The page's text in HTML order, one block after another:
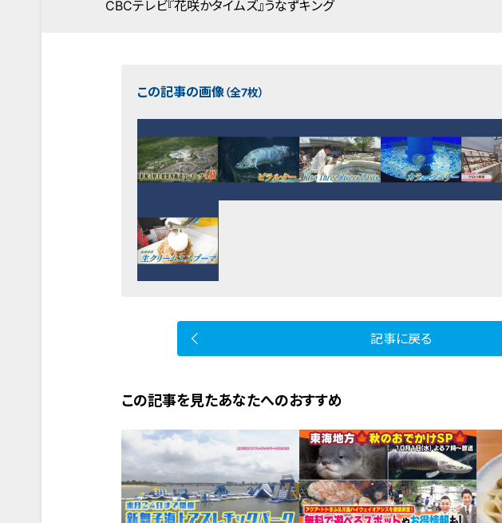
CBCテレビ『花咲かタイムズ』うなずキング
この記事の画像（全7枚）
記事に戻る
この記事を見たあなたへのおすすめ